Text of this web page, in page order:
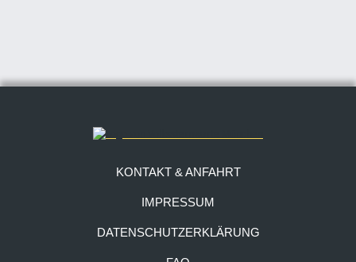
KONTAKT & ANFAHRT
IMPRESSUM
DATENSCHUTZERKLÄRUNG